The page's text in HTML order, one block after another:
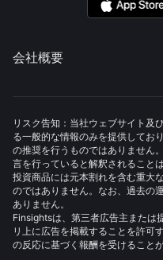
会社概要
リスク告知：当社ウェブサイト及
る一般的な情報のみを提供してお
の推奨を行うものではありません
言を行っていると解釈されること
投資商品には元本割れを含む重大
のではありません。なお、過去の
ありません。
Finsightsは、第三者広告主または
リ上に広告を掲載することを許可
の反応に基づく報酬を受けることが